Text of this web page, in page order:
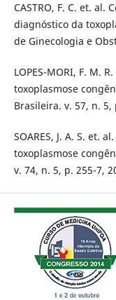
CASTRO, F. C. et. al.
diagnóstico da
de Ginecologia e
LOPES-MORI, F. M.
toxoplasmose
Brasileira. v. 57, n. 5,
SOARES, J. A. S. et.
toxoplasmose
v. 74, n. 5, p. 255-7,